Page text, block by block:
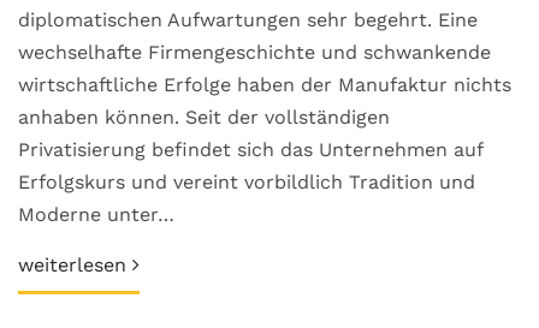
diplomatischen Aufwartungen sehr begehrt. Eine
wechselhafte Firmengeschichte und schwankende
wirtschaftliche Erfolge haben der Manufaktur nichts
anhaben können. Seit der vollständigen
Privatisierung befindet sich das Unternehmen auf
Erfolgskurs und vereint vorbildlich Tradition und
Moderne unter…
weiterlesen